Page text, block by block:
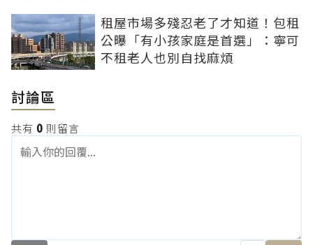
租屋市場多殘忍老了才知道！包租
公曝「有小孩家庭是首選」：寧可
不租老人也別自找麻煩
討論區
共有 0 則留言